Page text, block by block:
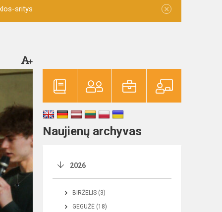
sritys ×
Naujienų archyvas
2026
BIRŽELIS (3)
GEGUŽĖ (18)